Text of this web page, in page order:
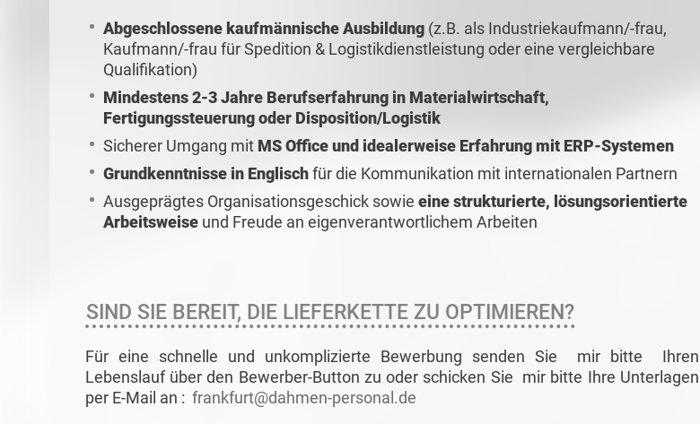
Abgeschlossene kaufmännische Ausbildung (z.B. als Industriekaufmann/-frau,
Kaufmann/-frau für Spedition & Logistikdienstleistung oder eine vergleichbare
Qualifikation)
Mindestens 2-3 Jahre Berufserfahrung in Materialwirtschaft,
Fertigungssteuerung oder Disposition/Logistik
Sicherer Umgang mit MS Office und idealerweise Erfahrung mit ERP-Systemen
Grundkenntnisse in Englischfür die Kommunikation mit internationalen Partnern
Ausgeprägtes Organisationsgeschick sowie eine strukturierte, lösungsorientierte
Arbeitsweise und Freude an eigenverantwortlichem Arbeiten
SIND SIE BEREIT, DIE LIEFERKETTE ZU OPTIMIEREN?
Für eine schnelle und unkomplizierte Bewerbung senden Sie mir bitte Ihren
Lebenslauf über den Bewerber-Button zu oder schicken Sie mir bitte Ihre Unterlagen
per E-Mail an : frankfurt@dahmen-personal.de